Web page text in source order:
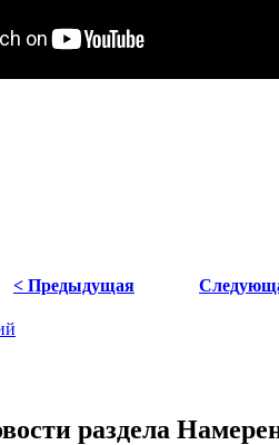
< Предыдущая
раздела